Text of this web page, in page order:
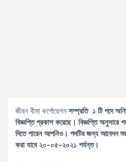
জীবন বীমা কর্পোরেশন সম্প্রতি ১ টি পদে অ
বিজ্ঞপ্তি প্রকাশ করেছে। বিজ্ঞপ্তি অনুসারে
দিতে পারেন আপনিও। পদটির জন্য
করা যাবে ২০-০৫-২০২১ পর্যন্ত।